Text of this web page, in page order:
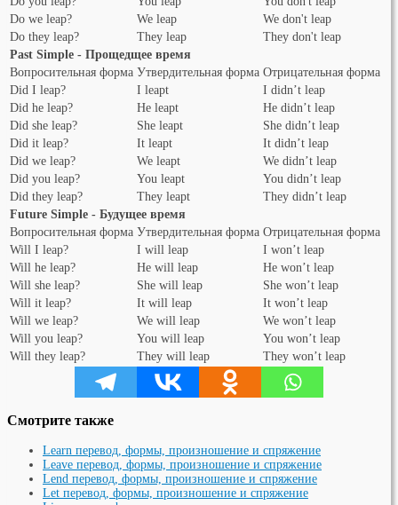
Do we leap?
We leap
We don't leap
Do they leap?
They leap
They don't leap
Past Simple - Прощедщее время
Вопросительная форма Утвердительная форма Отрицательная форма
Did I leap?
I leapt
I didn’t leap
Did he leap?
He leapt
He didn’t leap
Did she leap?
She leapt
She didn’t leap
Did it leap?
It leapt
It didn’t leap
Did we leap?
We leapt
We didn’t leap
Did you leap?
You leapt
You didn’t leap
Did they leap?
They leapt
They didn’t leap
Future Simple - Будущее время
Вопросительная форма Утвердительная форма Отрицательная форма
Will I leap?
I will leap
I won’t leap
Will he leap?
He will leap
He won’t leap
Will she leap?
She will leap
She won’t leap
Will it leap?
It will leap
It won’t leap
Will we leap?
We will leap
We won’t leap
Will you leap?
You will leap
You won’t leap
Will they leap?
They will leap They won’t leap
Смотрите также
Learn перевод, формы, произношение и спряжение
Leave перевод, формы, произношение и спряжение
Lend перевод, формы, произношение и спряжение
Let перевод, формы, произношение и спряжение